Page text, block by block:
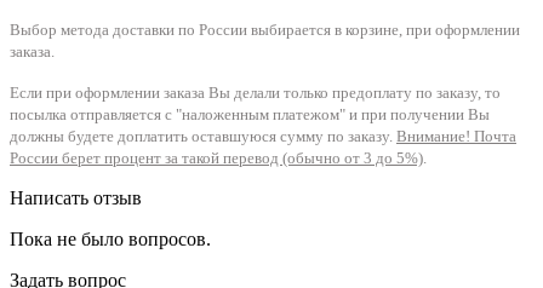
Выбор метода доставки по России выбирается в корзине, при оформлении
заказа.
Если при оформлении заказа Вы делали только предоплату по заказу, то
посылка отправляется с "наложенным платежом" и при получении Вы
должны будете доплатить оставшуюся сумму по заказу. Внимание! Почта
России берет процент за такой перевод (обычно от 3 до 5%).
Написать отзыв
Пока не было вопросов.
Задать вопрос